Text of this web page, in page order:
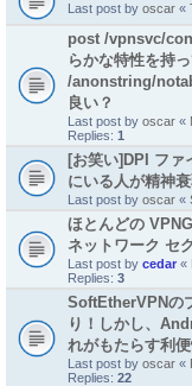
Last post by oscar «
post /vpnsvc/
らかな特性を持
/anonstring/
良い？
Last post by oscar «
Replies: 1
[お笑い]DPI ファ
にいる人が精神
Last post by oscar «
ほとんどの
ネットワーク セ
Last post by cedar «
Replies: 3
SoftEtherVPNの
り！しかし、
れがもたらす利
Last post by oscar «
Replies: 22